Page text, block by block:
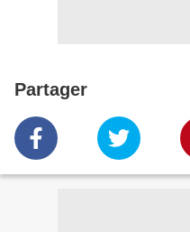
Partager